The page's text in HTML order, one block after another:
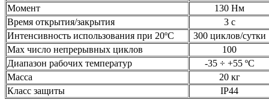
Момент
130 Нм
Время открытия/закрытия
3 с
Интенсивность использования при 20ºС
300 циклов/сутки
Мах число непрерывных циклов
100
Диапазон рабочих температур
-35 ÷ +55 ºС
Масса
20 кг
Класс защиты
IP44